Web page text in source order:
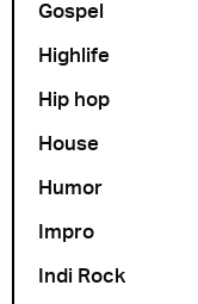
Gospel
Highlife
Hip hop
House
Humor
Impro
Indi Rock